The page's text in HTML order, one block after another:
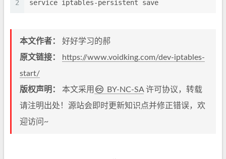
2
service iptables-persistent save
本文作者：
好好学习的郝
原文链接：
https://www.voidking.com/dev-iptables-
start/
版权声明：
本文采用 BY-NC-SA许可协议，转载
请注明出处！源站会即时更新知识点并修正错误，欢
迎访问~